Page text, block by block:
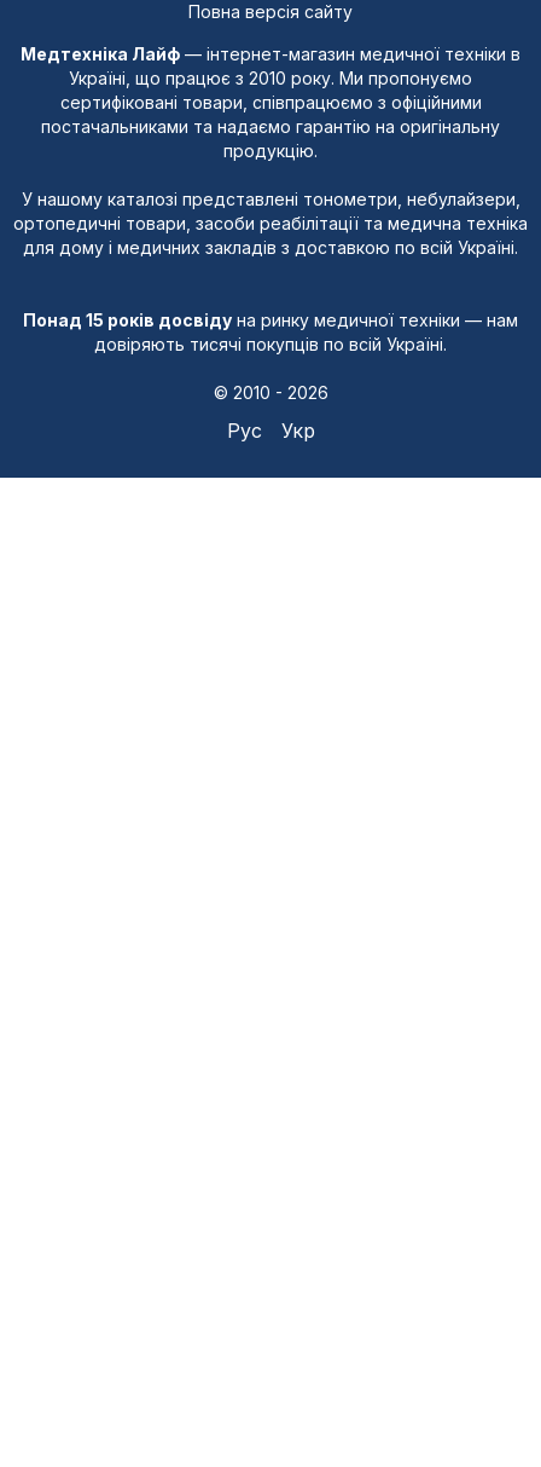
Повна версія сайту
Медтехніка Лайф — інтернет-магазин медичної техніки в
Україні, що працює з 2010 року. Ми пропонуємо
сертифіковані товари, співпрацюємо з офіційними
постачальниками та надаємо гарантію на оригінальну
продукцію.
У нашому каталозі представлені тонометри, небулайзери,
ортопедичні товари, засоби реабілітації та медична техніка
для дому і медичних закладів з доставкою по всій Україні.
Понад 15 років досвіду на ринку медичної техніки — нам
довіряють тисячі покупців по всій Україні.
© 2010 - 2026
Рус Укр